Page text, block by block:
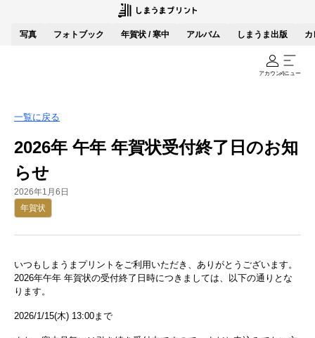
写真 フォトブック 年賀状 / 寒中 アルバム しまうま出版 カ
アカウントメニュー
一覧に戻る
2026年 午年 年賀状受付終了日のお知
らせ
2026年1月6日
年賀状
いつもしまうまプリントをご利用いただき、ありがとうございます。
2026年午年 年賀状の受付終了日時につきましては、以下の通りとな
ります。
2026/1/15(木) 13:00まで